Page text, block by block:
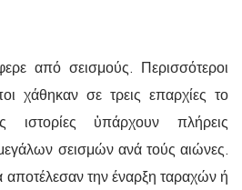
από σεισμούς. Περισσότεροι
χάθηκαν σε τρεις επαρχίες το
ιστορίες ὑπάρχουν πλήρεις
σεισμών ανά τούς αιώνες.
αποτέλεσαν την έναρξη ταραχών ή